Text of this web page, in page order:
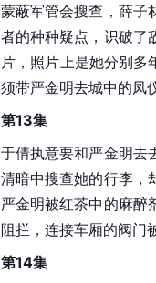
蒙蔽军管会搜查，薛子
者的种种疑点，识破了
片，照片上是她分别多
须带严金明去城中的凤
第13集
于倩执意要和严金明去
清暗中搜查她的行李，
严金明被红茶中的麻醉
阻拦，连接车厢的阀门
第14集